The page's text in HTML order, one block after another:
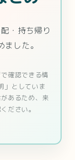
・持ち帰り
した。
確認できる情
」としていま
あるため、来
ださい。